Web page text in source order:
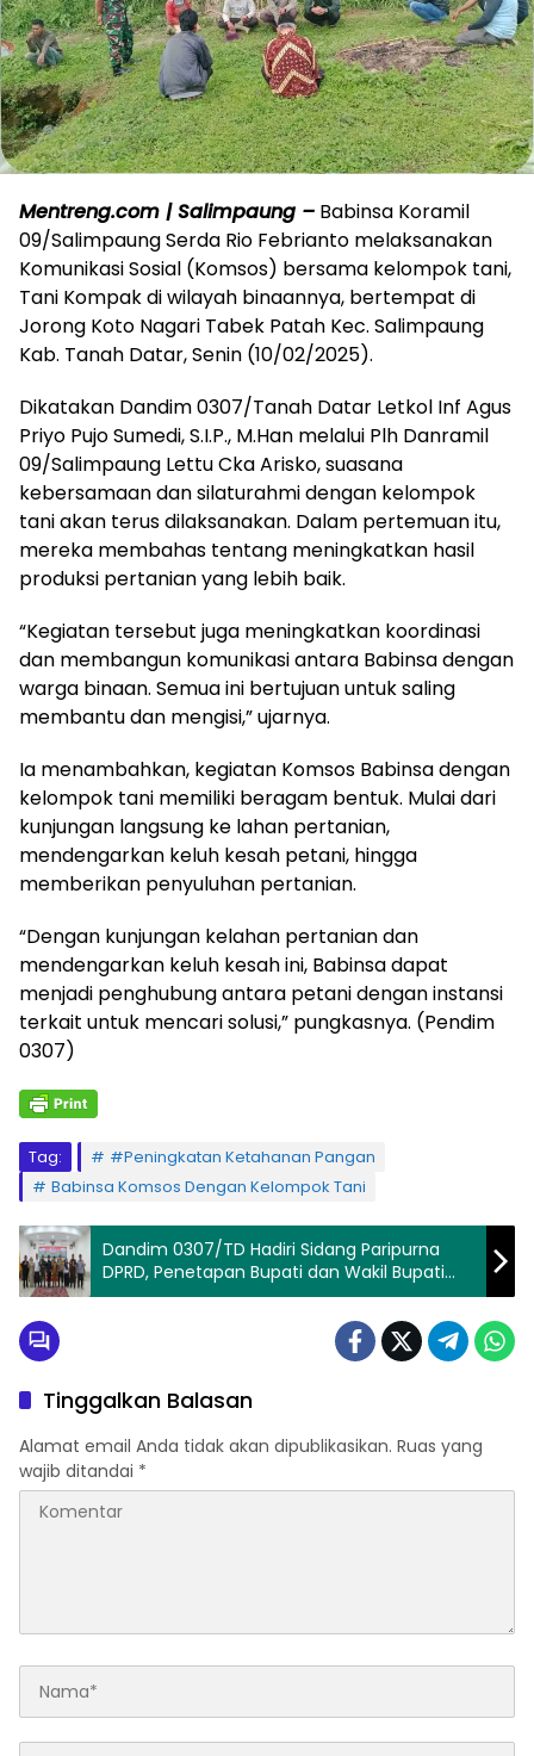
Mentreng.com | Salimpaung – Babinsa Koramil
09/Salimpaung Serda Rio Febrianto melaksanakan
Komunikasi Sosial (Komsos) bersama kelompok tani,
Tani Kompak di wilayah binaannya, bertempat di
Jorong Koto Nagari Tabek Patah Kec. Salimpaung
Kab. Tanah Datar, Senin (10/02/2025).
Dikatakan Dandim 0307/Tanah Datar Letkol Inf Agus
Priyo Pujo Sumedi, S.I.P., M.Han melalui Plh Danramil
09/Salimpaung Lettu Cka Arisko, suasana
kebersamaan dan silaturahmi dengan kelompok
tani akan terus dilaksanakan. Dalam pertemuan itu,
mereka membahas tentang meningkatkan hasil
produksi pertanian yang lebih baik.
“Kegiatan tersebut juga meningkatkan koordinasi
dan membangun komunikasi antara Babinsa dengan
warga binaan. Semua ini bertujuan untuk saling
membantu dan mengisi,” ujarnya.
Ia menambahkan, kegiatan Komsos Babinsa dengan
kelompok tani memiliki beragam bentuk. Mulai dari
kunjungan langsung ke lahan pertanian,
mendengarkan keluh kesah petani, hingga
memberikan penyuluhan pertanian.
“Dengan kunjungan kelahan pertanian dan
mendengarkan keluh kesah ini, Babinsa dapat
menjadi penghubung antara petani dengan instansi
terkait untuk mencari solusi,” pungkasnya. (Pendim
0307)
Tag:
#Peningkatan Ketahanan Pangan
Babinsa Komsos Dengan Kelompok Tani
Dandim 0307/TD Hadiri Sidang Paripurna
DPRD, Penetapan Bupati dan Wakil Bupati
Terpilih
Tinggalkan Balasan
Alamat email Anda tidak akan dipublikasikan. Ruas yang
wajib ditandai *